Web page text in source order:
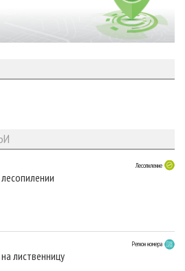
Лесопиление
Регион номера
лиственницу